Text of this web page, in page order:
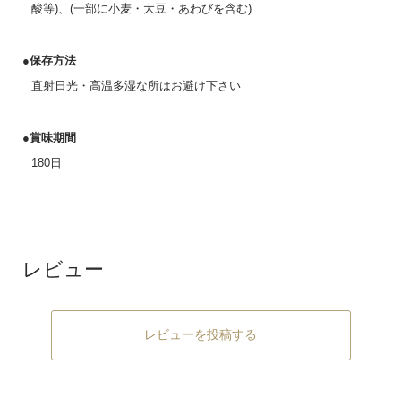
酸等)、(一部に小麦・大豆・あわびを含む)
●保存方法
直射日光・高温多湿な所はお避け下さい
●賞味期間
180日
レビュー
レビューを投稿する